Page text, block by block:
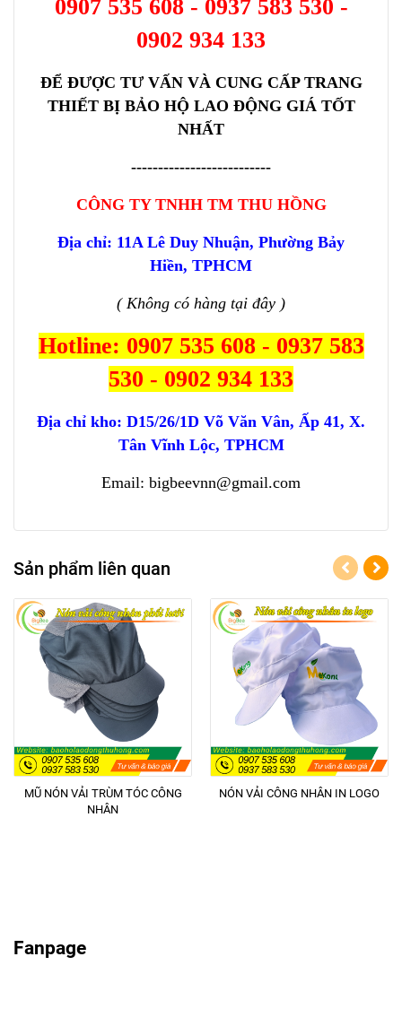
0907 535 608 - 0937 583 530 -
0902 934 133
ĐỂ ĐƯỢC TƯ VẤN VÀ CUNG CẤP TRANG
THIẾT BỊ BẢO HỘ LAO ĐỘNG GIÁ TỐT
NHẤT
--------------------------
CÔNG TY TNHH TM THU HỒNG
Địa chỉ: 11A Lê Duy Nhuận, Phường Bảy
Hiền, TPHCM
( Không có hàng tại đây )
Hotline: 0907 535 608 - 0937 583
530 - 0902 934 133
Địa chỉ kho: D15/26/1D Võ Văn Vân, Ấp 41, X.
Tân Vĩnh Lộc, TPHCM
Email: bigbeevnn@gmail.com
Sản phẩm liên quan
MŨ NÓN VẢI TRÙM TÓC CÔNG
NHÂN
NÓN VẢI CÔNG NHÂN IN LOGO
Fanpage